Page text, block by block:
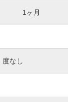
1ヶ月
度なし